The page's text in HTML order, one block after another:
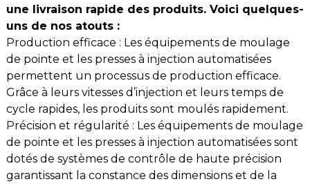
une livraison rapide des produits. Voici quelques-
uns de nos atouts :
Production efficace : Les équipements de moulage
de pointe et les presses à injection automatisées
permettent un processus de production efficace.
Grâce à leurs vitesses d’injection et leurs temps de
cycle rapides, les produits sont moulés rapidement.
Précision et régularité : Les équipements de moulage
de pointe et les presses à injection automatisées sont
dotés de systèmes de contrôle de haute précision
garantissant la constance des dimensions et de la